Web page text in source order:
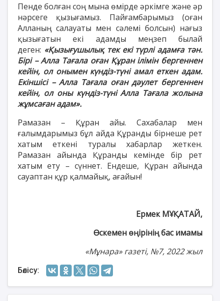
Пенде болған соң мына өмірде әркімге және әр
нәрсеге қызығамыз. Пайғамбарымыз (оған
Алланың салауаты мен сәлемі болсын) нағыз
қызығатын екі адамды меңзеп былай
деген: «Қызығушылық тек екі түрлі адамға тән.
Бірі – Алла Тағала оған Құран ілімін бергеннен
кейін, ол онымен күндіз-түні амал еткен адам.
Екіншісі – Алла Тағала оған дәулет бергеннен
кейін, ол оны күндіз-түні Алла Тағала жолына
жұмсаған адам».
Рамазан – Құран айы. Сахабалар мен
ғалымдарымыз бұл айда Құранды бірнеше рет
хатым еткені туралы хабарлар жеткен.
Рамазан айында Құранды кемінде бір рет
хатым ету – сүннет. Ендеше, Құран айында
сауаптан құр қалмайық, ағайын!
Ермек МҰҚАТАЙ,
Өскемен өңірінің бас имамы
«Мұнара» газеті, №7, 2022 жыл
Бөлісу: